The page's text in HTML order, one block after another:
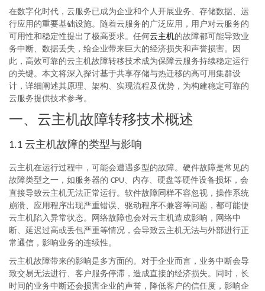
在数字化时代，云服务已成为企业和个人开展业务、存储数据、运
行应用的重要基础设施。随着云服务的广泛应用，用户对云服务的
可用性和稳定性提出了极高要求。任何云主机的故障都可能导致业
务中断、数据丢失，给企业带来巨大的经济损失和声誉损害。因
此，高效可靠的云主机故障转移技术成为保障云服务持续稳定运行
的关键。本文将深入探讨基于共享存储与热迁移的高可用集群设
计，详细阐述其原理、架构、实现流程及优势，为构建稳定可靠的
云服务提供技术参考。
一、云主机故障转移技术概述
1.1 云主机故障的类型与影响
云主机在运行过程中，可能会遭遇多型的故障。硬件故障是常见的
故障类型之一，如服务器的 CPU、内存、硬盘等硬件设备损坏，会
直接导致云主机无法正常运行。软件故障同样不容忽视，操作系统
崩溃、应用程序出现严重错误、驱动程序不兼容等问题，都可能使
云主机陷入异常状态。网络故障也会对云主机造成影响，网络中
断、延迟过高或丢包严重等情况，会导致云主机无法与外部进行正
常通信，影响业务的连续性。
云主机故障带来的影响是多方面的。对于企业而言，业务中断会导
致交易无法进行、客户服务停滞，造成直接的经济损失。同时，长
时间的业务中断还会损害企业的声誉，降低客户的信任度，影响企